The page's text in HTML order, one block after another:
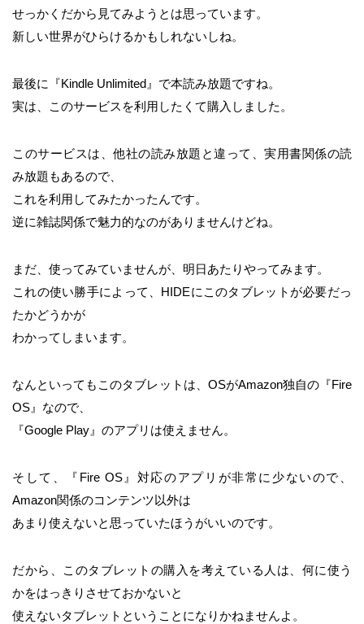
せっかくだから見てみようとは思っています。
新しい世界がひらけるかもしれないしね。
最後に『Kindle Unlimited』で本読み放題ですね。
実は、このサービスを利用したくて購入しました。
このサービスは、他社の読み放題と違って、実用書関係の読
み放題もあるので、
これを利用してみたかったんです。
逆に雑誌関係で魅力的なのがありませんけどね。
まだ、使ってみていませんが、明日あたりやってみます。
これの使い勝手によって、HIDEにこのタブレットが必要だっ
たかどうかが
わかってしまいます。
なんといってもこのタブレットは、OSがAmazon独自の『Fire
OS』なので、
『Google Play』のアプリは使えません。
そして、『Fire OS』対応のアプリが非常に少ないので、
Amazon関係のコンテンツ以外は
あまり使えないと思っていたほうがいいのです。
だから、このタブレットの購入を考えている人は、何に使う
かをはっきりさせておかないと
使えないタブレットということになりかねませんよ。